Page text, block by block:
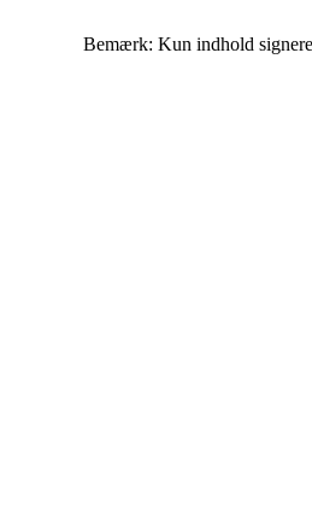
Bemærk: Kun indhold